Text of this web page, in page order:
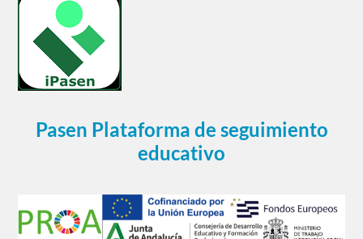
Pasen Plataforma de seguimiento
educativo